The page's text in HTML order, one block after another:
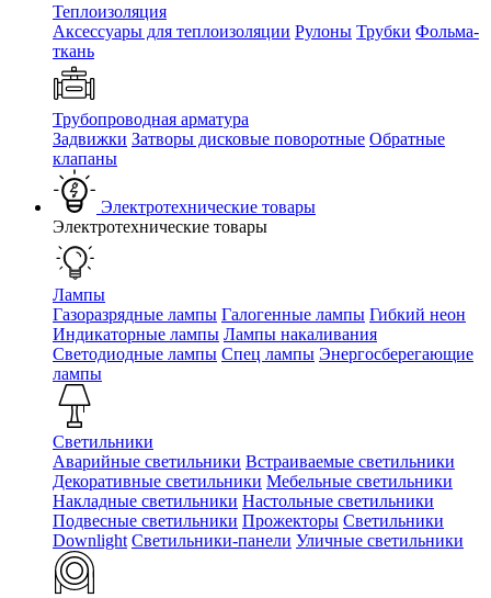
Теплоизоляция
Аксессуары для теплоизоляции Рулоны Трубки Фольма-
ткань
Трубопроводная арматура
Задвижки Затворы дисковые поворотные Обратные
клапаны
Электротехнические товары
Электротехнические товары
Лампы
Газоразрядные лампы Галогенные лампы Гибкий неон
Индикаторные лампы Лампы накаливания
Светодиодные лампы Спец лампы Энергосберегающие
лампы
Светильники
Аварийные светильники Встраиваемые светильники
Декоративные светильники Мебельные светильники
Накладные светильники Настольные светильники
Подвесные светильники Прожекторы Светильники
Downlight Светильники-панели Уличные светильники